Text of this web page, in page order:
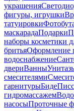
украшения
фигуры, игрушки
татуировки
маскарадаПодарки
наборы косметики
бритьяОформление
водоснабжение
двериВанны
смесителями
гарнитурыБиде
гидромассажем
насосыПроточные